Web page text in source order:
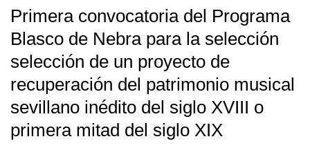
Primera convocatoria del Programa
Blasco de Nebra para la selección
selección de un proyecto de
recuperación del patrimonio musical
sevillano inédito del siglo XVIII o
primera mitad del siglo XIX